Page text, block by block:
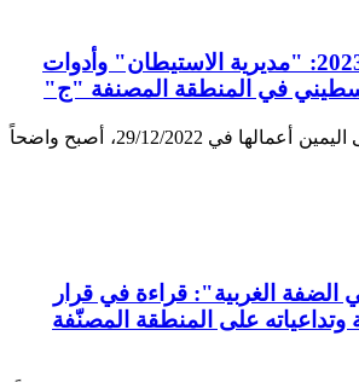
مأسسة الضم بعد 2023: "مديرية الاستيطان" وأدوات
في المنطقة المصنفة "ج"
منذ تولي حكومة أقصى اليمين أعمالها في 29/12/2022، أصبح واضحاً
الضفة الغربية": قراءة في قرار
وتداعياته على المنطقة المصنّفة